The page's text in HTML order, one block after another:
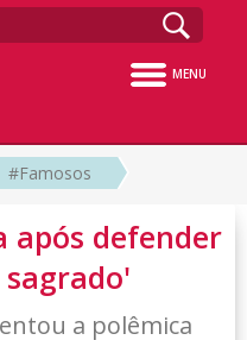
MENU
#Famosos
após defender
sagrado'
a polêmica